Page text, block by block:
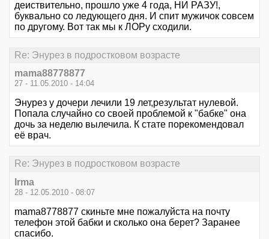
деиствительно, прошло уже 4 года, НИ РАЗУ!,
буквально со ледующего дня. И спит мужичок совсем
по другому. Вот так мы к ЛОРу сходили.
Re: Энурез в подростковом возрасте
mama88778877
27 - 11.05.2010 - 14:04
Энурез у дочери лечили 19 лет,результат нулевой.
Попала случайно со своей проблемой к "бабке" она
дочь за неделю вылечила. К стате порекомендовал
её врач.
Re: Энурез в подростковом возрасте
Irma
28 - 12.05.2010 - 08:07
mama8778877 скиньте мне пожалуйста на почту
телефон этой бабки и сколько она берет? Заранее
спасибо.